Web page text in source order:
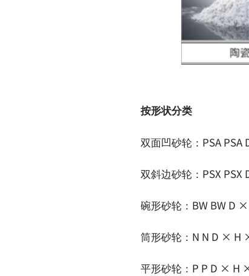
按形状分类
双面凹砂轮：PSA
双斜边砂轮：PSX
碗形砂轮：BW BW D
筒形砂轮：N N D × H
平形砂轮：P P D × H